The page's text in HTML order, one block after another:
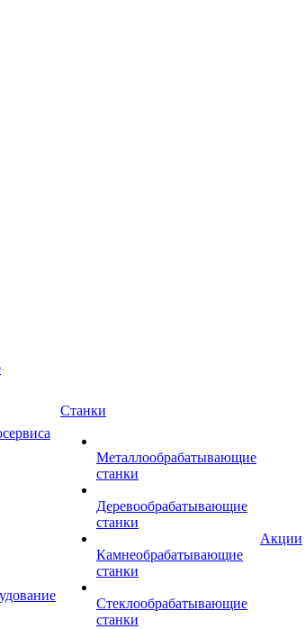
Станки
Металлообрабатывающие
станки
Деревообрабатывающие
станки
Камнеобрабатывающие
станки
Стеклообрабатывающие
станки
Акции